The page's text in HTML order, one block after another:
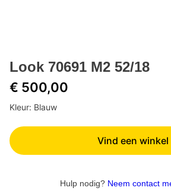
Look 70691 M2 52/18
€ 500,00
Kleur: Blauw
Vind een winkel
Hulp nodig? Neem contact